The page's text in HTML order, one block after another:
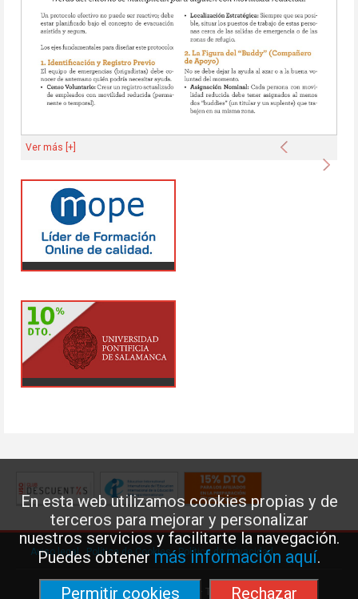
En esta web utilizamos cookies propias y de
terceros para mejorar y personalizar
nuestros servicios y facilitarte la navegación.
Puedes obtenermás información aquí.
Permitir cookies
Rechazar
Anterior
Ver más [+]
Aviso legal·Política de Cookies·Política de privacidad
Federación de Enseñanza de USO · Teléfono: 91 577 41 13 ·